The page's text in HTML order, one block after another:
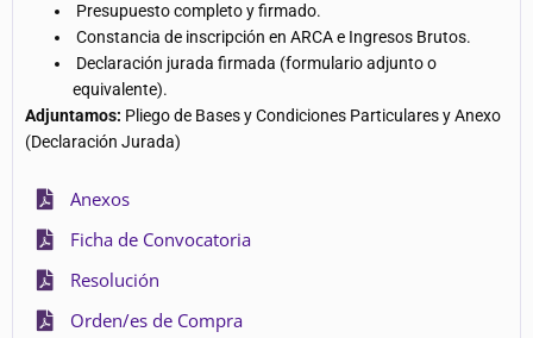
Presupuesto completo y firmado.
Constancia de inscripción en ARCA e Ingresos Brutos.
Declaración jurada firmada (formulario adjunto o
equivalente).
Adjuntamos: Pliego de Bases y Condiciones Particulares y Anexo
(Declaración Jurada)
Anexos
Ficha de Convocatoria
Resolución
Orden/es de Compra